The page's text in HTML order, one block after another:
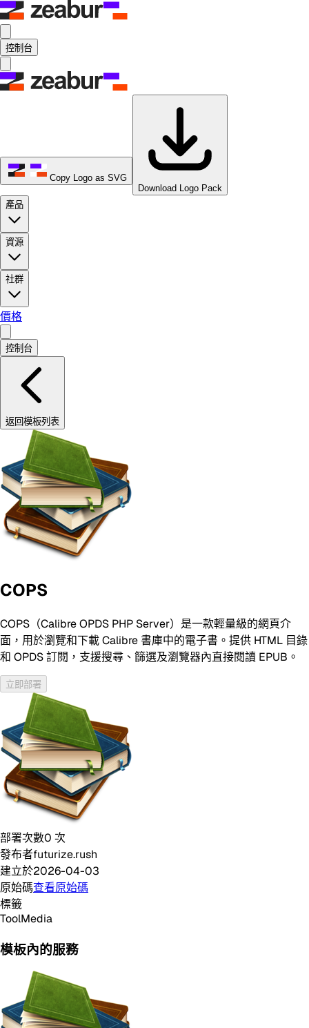
控制台
Copy Logo as SVG
Download Logo Pack
產品
資源
社群
價格
控制台
返回模板列表
COPS
COPS（Calibre OPDS PHP Server）是一款輕量級的網頁介
面，用於瀏覽和下載 Calibre 書庫中的電子書。提供 HTML 目錄
和 OPDS 訂閱，支援搜尋、篩選及瀏覽器內直接閱讀 EPUB。
立即部署
部署次數0 次
發布者futurize.rush
建立於2026-04-03
原始碼查看原始碼
標籤
ToolMedia
模板內的服務